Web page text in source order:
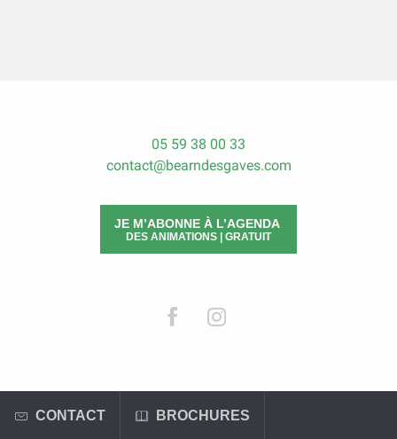
05 59 38 00 33
contact@bearndesgaves.com
JE M’ABONNE À L’AGENDA
DES ANIMATIONS | GRATUIT
CONTACT BROCHURES